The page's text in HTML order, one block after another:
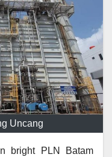
Uncang
bright PLN Batam